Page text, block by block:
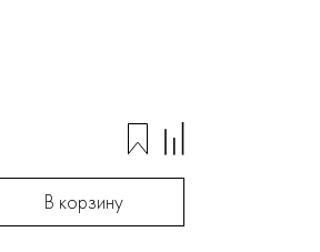
В корзину